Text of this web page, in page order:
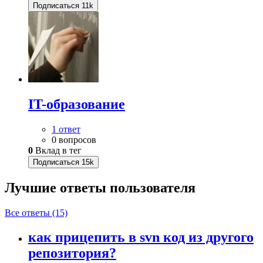
Подписаться 11k
IT-образование
1 ответ
0 вопросов
0 Вклад в тег
Подписаться 15k
Лучшие ответы пользователя
Все ответы (15)
как прицепить в svn код из другого
репозитория?